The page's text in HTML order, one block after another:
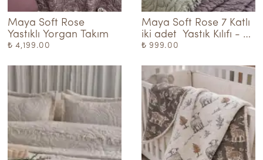
Maya Soft Rose
Yastıklı Yorgan Takım
₺ 4,199.00
Maya Soft Rose 7 Katlı
iki adet  Yastık Kılıfı -
Mürdüm
₺ 999.00